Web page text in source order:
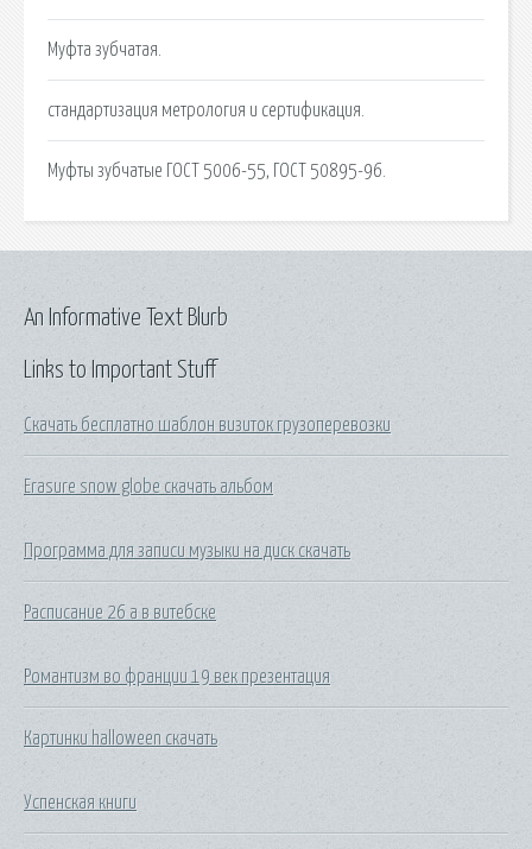
Муфта зубчатая.
стандартизация метрология и сертификация.
Муфты зубчатые ГОСТ 5006-55, ГОСТ 50895-96.
Links to Important Stuff
Скачать бесплатно шаблон визиток грузоперевозки
Erasure snow globe скачать альбом
Программа для записи музыки на диск скачать
Расписание 26 а в витебске
Романтизм во франции 19 век презентация
Картинки halloween скачать
Успенская книги
An Informative Text Blurb